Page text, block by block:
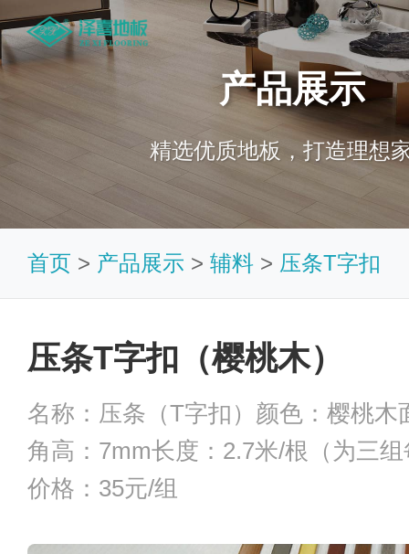
产品展示
精选优质地板，打造理想
首页 > 产品展示 > 辅料 > 压条T字扣
压条T字扣（樱桃木）
名称：压条（T字扣）颜色：樱桃木
角高：7mm长度：2.7米/根（为三
价格：35元/组